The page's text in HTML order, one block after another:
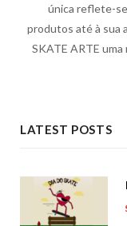
única reflete-
produtos até à sua
SKATE ARTE
LATEST POSTS